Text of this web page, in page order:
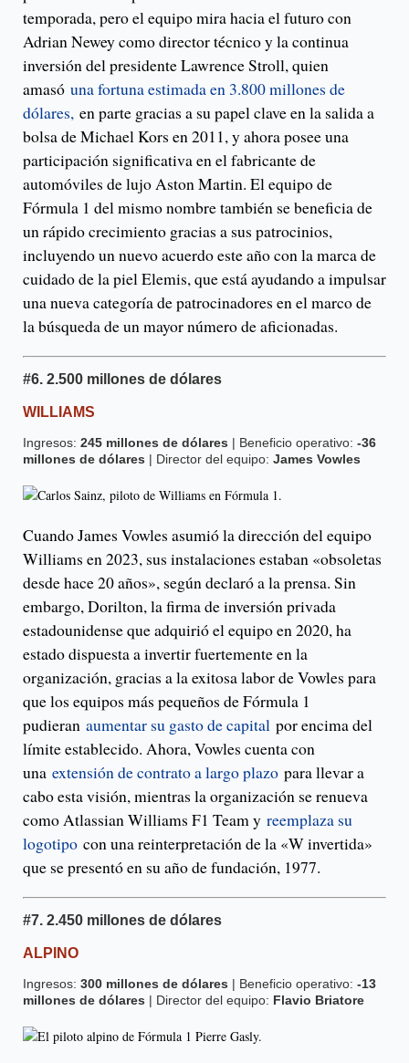
temporada, pero el equipo mira hacia el futuro con
Adrian Newey como director técnico y la continua
inversión del presidente Lawrence Stroll, quien
amasó una fortuna estimada en 3.800 millones de
dólares, en parte gracias a su papel clave en la salida a
bolsa de Michael Kors en 2011, y ahora posee una
participación significativa en el fabricante de
automóviles de lujo Aston Martin. El equipo de
Fórmula 1 del mismo nombre también se beneficia de
un rápido crecimiento gracias a sus patrocinios,
incluyendo un nuevo acuerdo este año con la marca de
cuidado de la piel Elemis, que está ayudando a impulsar
una nueva categoría de patrocinadores en el marco de
la búsqueda de un mayor número de aficionadas.
#6. 2.500 millones de dólares
WILLIAMS
Ingresos: 245 millones de dólares | Beneficio operativo: -36
millones de dólares | Director del equipo: James Vowles
Cuando James Vowles asumió la dirección del equipo
Williams en 2023, sus instalaciones estaban «obsoletas
desde hace 20 años», según declaró a la prensa. Sin
embargo, Dorilton, la firma de inversión privada
estadounidense que adquirió el equipo en 2020, ha
estado dispuesta a invertir fuertemente en la
organización, gracias a la exitosa labor de Vowles para
que los equipos más pequeños de Fórmula 1
pudieran aumentar su gasto de capital por encima del
límite establecido. Ahora, Vowles cuenta con
una extensión de contrato a largo plazo para llevar a
cabo esta visión, mientras la organización se renueva
como Atlassian Williams F1 Team y reemplaza su
logotipo con una reinterpretación de la «W invertida»
que se presentó en su año de fundación, 1977.
#7. 2.450 millones de dólares
ALPINO
Ingresos: 300 millones de dólares | Beneficio operativo: -13
millones de dólares | Director del equipo: Flavio Briatore